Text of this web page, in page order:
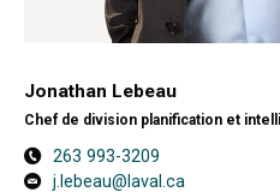
Jonathan Lebeau
Chef de division planification et
263 993-3209
j.lebeau@laval.ca